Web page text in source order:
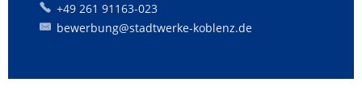
+49 261 91163-023
bewerbung@stadtwerke-koblenz.de